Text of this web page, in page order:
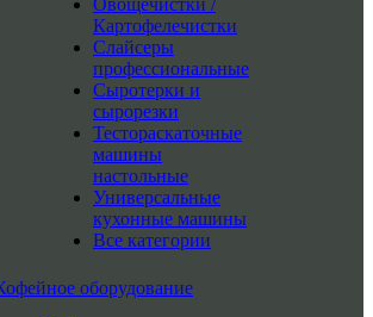
Овощечистки /
Картофелечистки
Слайсеры
профессиональные
Сыротерки и
сырорезки
Тестораскаточные
машины
настольные
Универсальные
кухонные машины
Все категории
оборудование